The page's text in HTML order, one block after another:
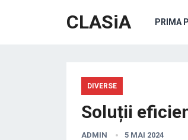
CLASiA PRIMA
DIVERSE
Soluții
ADMIN 5 MAI 2024